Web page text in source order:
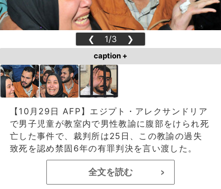
❮ 1/3 ❯
caption +
【10月29日 AFP】エジプト・アレクサンドリア
で男子児童が教室内で男性教諭に腹部をけられ死
亡した事件で、裁判所は25日、この教諭の過失
致死を認め禁固6年の有罪判決を言い渡した。
全文を読む >